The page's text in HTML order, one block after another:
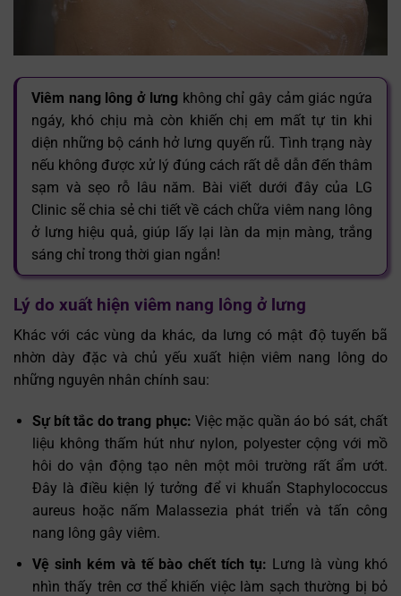
Viêm nang lông ở lưng không chỉ gây cảm giác ngứa
ngáy, khó chịu mà còn khiến chị em mất tự tin khi
diện những bộ cánh hở lưng quyến rũ. Tình trạng này
nếu không được xử lý đúng cách rất dễ dẫn đến thâm
sạm và sẹo rỗ lâu năm. Bài viết dưới đây của LG
Clinic sẽ chia sẻ chi tiết về cách chữa viêm nang lông
ở lưng hiệu quả, giúp lấy lại làn da mịn màng, trắng
sáng chỉ trong thời gian ngắn!
Lý do xuất hiện viêm nang lông ở lưng
Khác với các vùng da khác, da lưng có mật độ tuyến bã
nhờn dày đặc và chủ yếu xuất hiện viêm nang lông do
những nguyên nhân chính sau:
Sự bít tắc do trang phục: Việc mặc quần áo bó sát, chất
liệu không thấm hút như nylon, polyester cộng với mồ
hôi do vận động tạo nên một môi trường rất ẩm ướt.
Đây là điều kiện lý tưởng để vi khuẩn Staphylococcus
aureus hoặc nấm Malassezia phát triển và tấn công
nang lông gây viêm.
Vệ sinh kém và tế bào chết tích tụ: Lưng là vùng khó
nhìn thấy trên cơ thể khiến việc làm sạch thường bị bỏ